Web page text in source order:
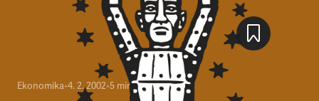
Ekonomika•4. 2. 2002•5 minut